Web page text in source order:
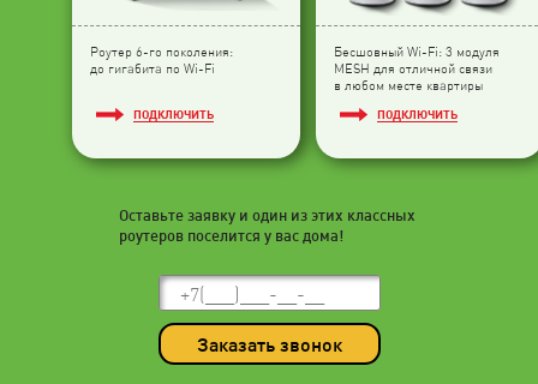
Роутер 6-го поколения:
до гигабита по Wi-Fi
ПОДКЛЮЧИТЬ
Бесшовный Wi-Fi: 3 модуля
МESH для отличной связи
в любом месте квартиры
ПОДКЛЮЧИТЬ
Оставьте заявку и один из этих классных
роутеров поселится у вас дома!
Заказать звонок